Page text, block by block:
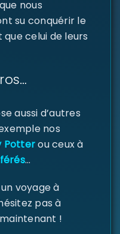
nous
su conquérir le
celui de leurs
aussi d’autres
nos
Potterou ceux à
…
voyage à
pas à
!